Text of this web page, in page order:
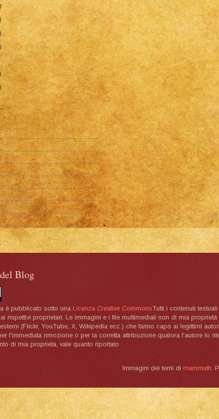
Blog
è pubblicato sotto una Licenza Creative CommonsTutti i contenuti
rispettivi proprietari. Le immagini e i file multimediali non di mia
(Flickr, YouTube, X, Wikipedia ecc.) che fanno capo ai legittimi
l'immediata rimozione o per la corretta attribuzione qualora l'autore lo
di mia proprietà, vale quanto riportato
Immagini dei temi di mammuth .